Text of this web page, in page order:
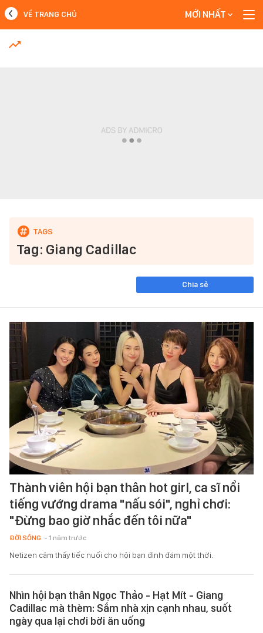
MỚI NHẤT
VỀ TRANG CHỦ MỚI NHẤT
Tag: Giang Cadillac
Chia sẻ
Thành viên hội bạn thân hot girl, ca sĩ nổi
tiếng vướng drama "nấu sói", nghỉ chơi:
"Đừng bao giờ nhắc đến tôi nữa"
ĐỜI SỐNG - 1 năm trước
Netizen cảm thấy tiếc nuối cho hội bạn đình đám một thời.
Nhìn hội bạn thân Ngọc Thảo - Hạt Mít - Giang
Cadillac mà thèm: Sắm nhà xịn cạnh nhau, suốt
ngày qua lại chơi bời ăn uống